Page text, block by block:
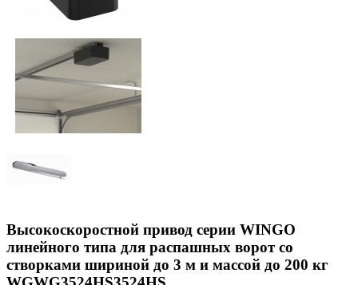
Высокоскоростной привод серии WINGO
линейного типа для распашных ворот со
створками шириной до 3 м и массой до 200 кг